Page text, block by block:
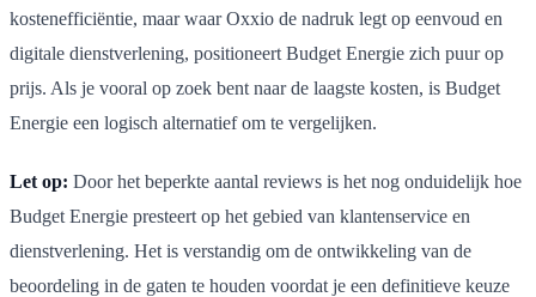
kostenefficiëntie, maar waar Oxxio de nadruk legt op eenvoud en
digitale dienstverlening, positioneert Budget Energie zich puur op
prijs. Als je vooral op zoek bent naar de laagste kosten, is Budget
Energie een logisch alternatief om te vergelijken.
Let op: Door het beperkte aantal reviews is het nog onduidelijk hoe
Budget Energie presteert op het gebied van klantenservice en
dienstverlening. Het is verstandig om de ontwikkeling van de
beoordeling in de gaten te houden voordat je een definitieve keuze